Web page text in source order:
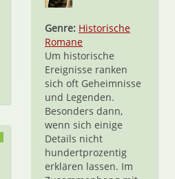
Genre: Historische
Romane
Um historische
Ereignisse ranken
sich oft Geheimnisse
und Legenden.
Besonders dann,
wenn sich einige
Details nicht
hundertprozentig
erklären lassen. Im